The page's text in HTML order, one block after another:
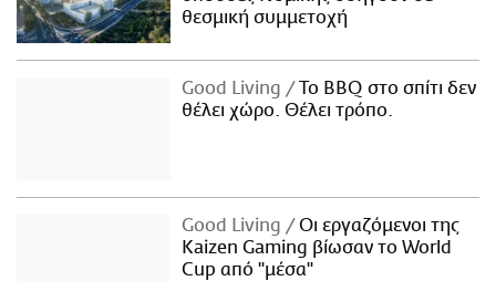
θεσμική συμμετοχή
Good Living
Το BBQ στο σπίτι δεν
θέλει χώρο. Θέλει τρόπο.
Good Living
Οι εργαζόμενοι της
Kaizen Gaming βίωσαν το World
Cup από "μέσα"